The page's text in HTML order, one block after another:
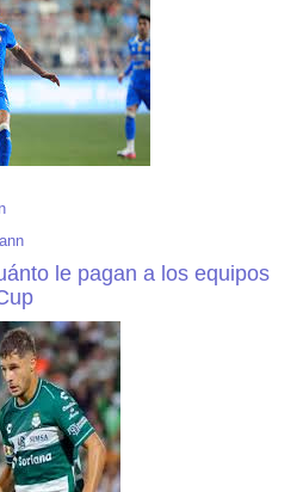
le pagan a los equipos